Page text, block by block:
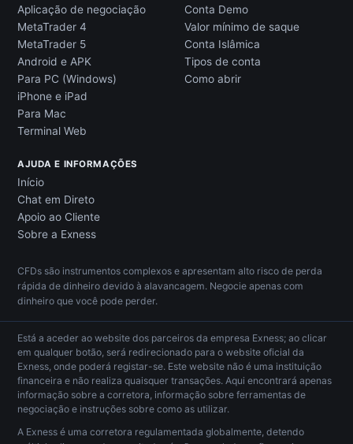
Aplicação de negociação
MetaTrader 4
MetaTrader 5
Android e APK
Para PC (Windows)
iPhone e iPad
Para Mac
Terminal Web
Conta Demo
Valor mínimo de saque
Conta Islâmica
Tipos de conta
Como abrir
AJUDA E INFORMAÇÕES
Início
Chat em Direto
Apoio ao Cliente
Sobre a Exness
CFDs são instrumentos complexos e apresentam alto risco de perda
rápida de dinheiro devido à alavancagem. Negocie apenas com
dinheiro que você pode perder.
Está a aceder ao website dos parceiros da empresa Exness; ao clicar
em qualquer botão, será redirecionado para o website oficial da
Exness, onde poderá registar-se. Este website não é uma instituição
financeira e não realiza quaisquer transações. Aqui encontrará apenas
informação sobre a corretora, informação sobre ferramentas de
negociação e instruções sobre como as utilizar.
A Exness é uma corretora regulamentada globalmente, detendo